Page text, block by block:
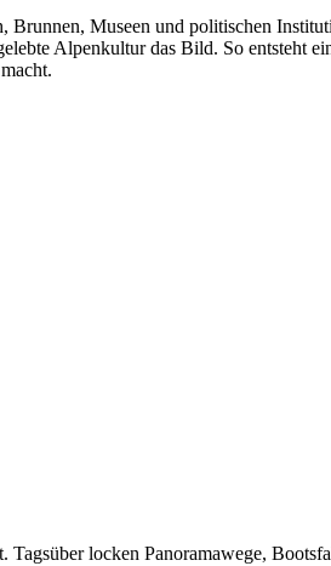
Museen und politischen
Alpenkultur das Bild. So entsteht
locken Panoramawege,